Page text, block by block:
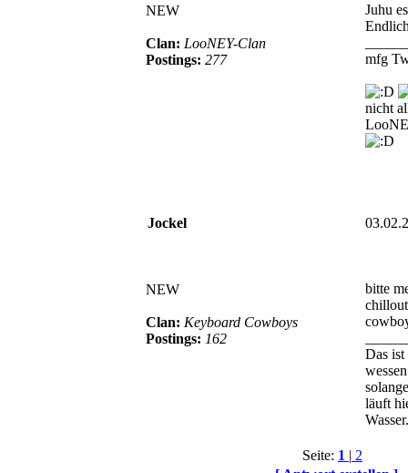
NEW
Clan: LooNEY-Clan
Postings: 277
Juhu
mfg
nicht
Jockel
NEW
Clan: Keyboard Cowboys
Postings: 162
bitte
Das ist
läuft
Wasser.
Seite: 1 | 2